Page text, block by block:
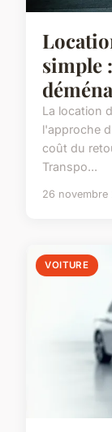
simple
La location
l'approche
coût du
Transpo...
26 novembre
VOITURE